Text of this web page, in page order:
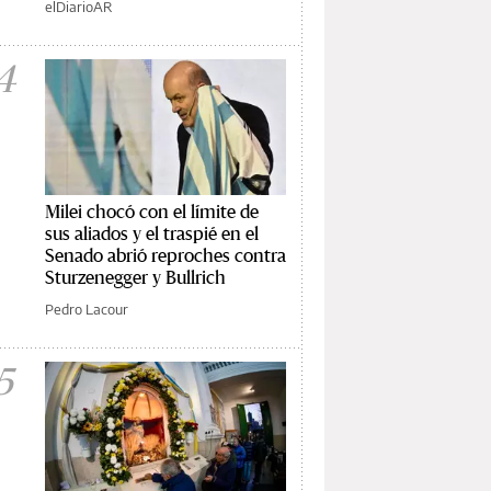
elDiarioAR
Milei chocó con el límite de
sus aliados y el traspié en el
Senado abrió reproches contra
Sturzenegger y Bullrich
Pedro Lacour